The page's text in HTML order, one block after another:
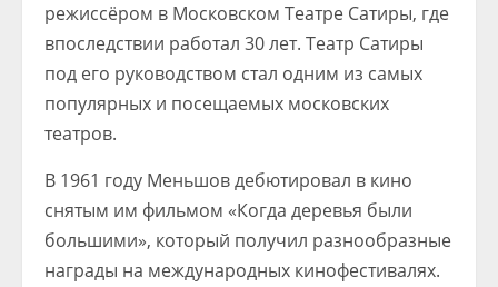
режиссёром в Московском Театре Сатиры, где
впоследствии работал 30 лет. Театр Сатиры
под его руководством стал одним из самых
популярных и посещаемых московских
театров.
В 1961 году Меньшов дебютировал в кино
снятым им фильмом «Когда деревья были
большими», который получил разнообразные
награды на международных кинофестивалях.